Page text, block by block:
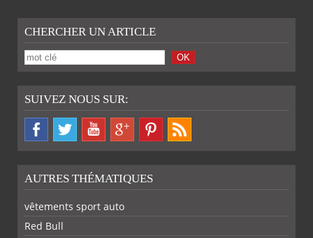
CHERCHER UN ARTICLE
SUIVEZ NOUS SUR:
AUTRES THÉMATIQUES
vêtements sport auto
Red Bull